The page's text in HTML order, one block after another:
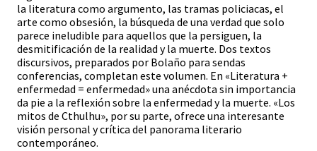
la literatura como argumento, las tramas policiacas, el
arte como obsesión, la búsqueda de una verdad que solo
parece ineludible para aquellos que la persiguen, la
desmitificación de la realidad y la muerte. Dos textos
discursivos, preparados por Bolaño para sendas
conferencias, completan este volumen. En «Literatura +
enfermedad = enfermedad» una anécdota sin importancia
da pie a la reflexión sobre la enfermedad y la muerte. «Los
mitos de Cthulhu», por su parte, ofrece una interesante
visión personal y crítica del panorama literario
contemporáneo.